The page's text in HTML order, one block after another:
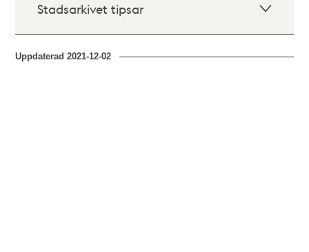
Stadsarkivet tipsar
Uppdaterad2021-12-02